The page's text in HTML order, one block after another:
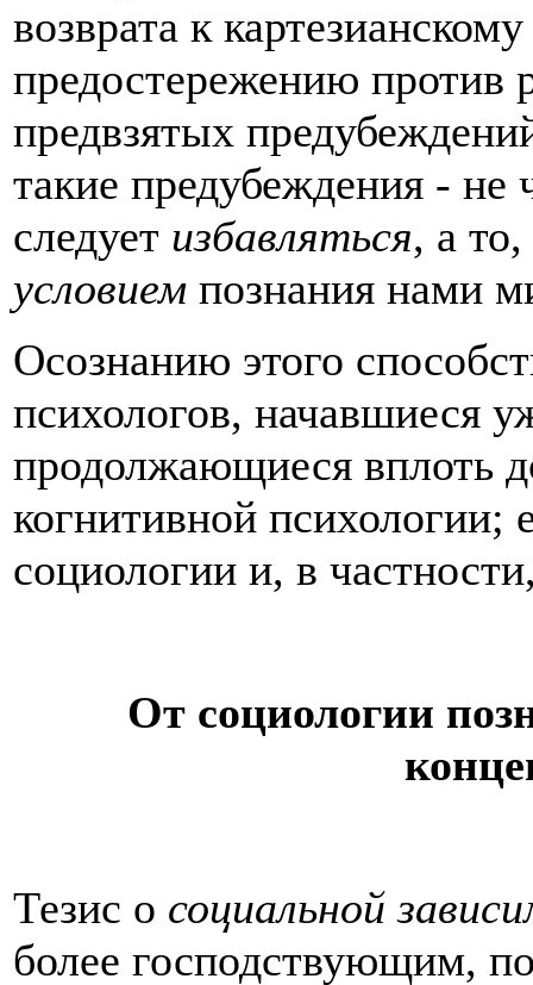
возврата к
предостережению против
предвзятых
такие предубеждения - не
следует избавляться, а
условием познания нами
Осознанию этого
психологов, начавшиеся
продолжающиеся вплоть
когнитивной психологии;
социологии и, в
От социологии
Тезис о социальной
более господствующим,